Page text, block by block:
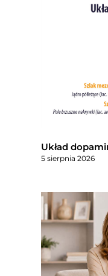
Układ
5 sierpnia 2026